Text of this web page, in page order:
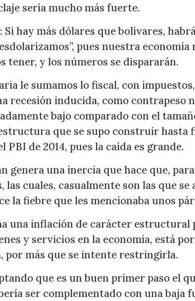
sería mucho más fuerte.
Si hay más dólares que bolívares,
pues nuestra
tener, y los números se dispararán.
le sumamos lo fiscal, con
recesión inducida, como contrapeso
bajo comparado con el
que se supo construir hasta
PBI de 2014, pues la caída es grande.
genera una inercia que hace que,
cuales, casualmente son las que se
la fiebre que les mencionaba unos
una inflación de carácter estructural
y servicios en la economía, está
por más que se intente restringirla.
que es un buen primer paso el
ser complementado con una baja